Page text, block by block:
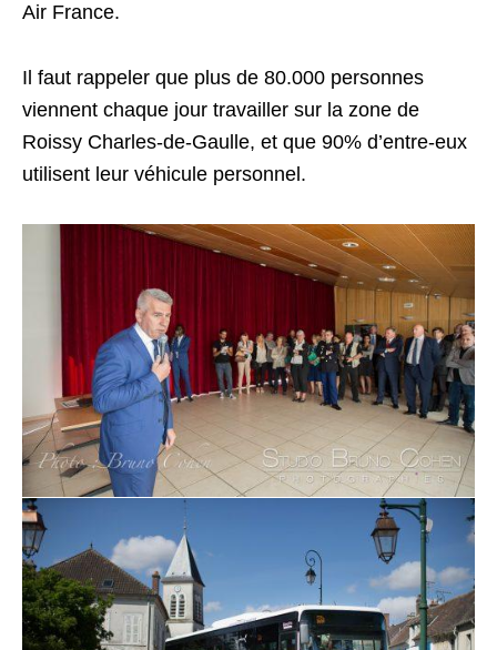
Air France.
Il faut rappeler que plus de 80.000 personnes
viennent chaque jour travailler sur la zone de
Roissy Charles-de-Gaulle, et que 90% d’entre-eux
utilisent leur véhicule personnel.